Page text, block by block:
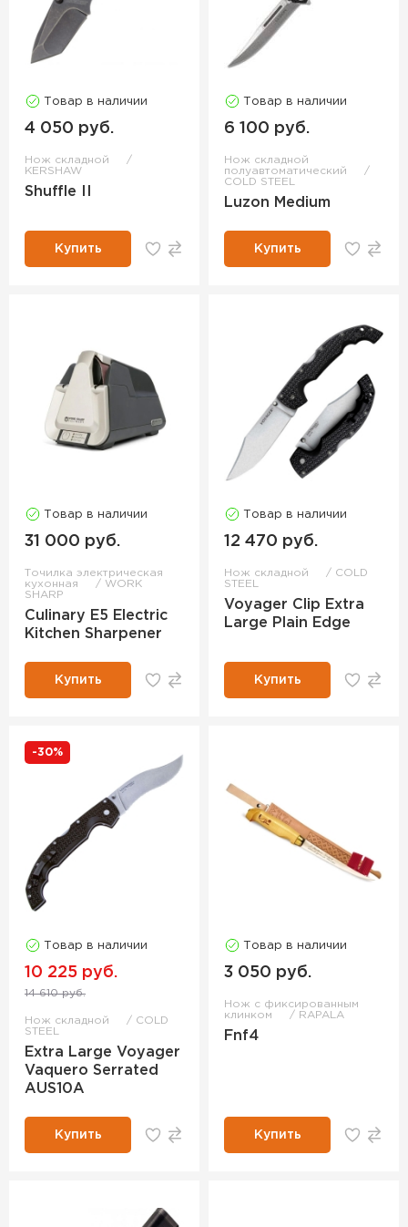
Товар в наличии
4 050 руб.
Нож складной
KERSHAW
Shuffle II
Купить
Товар в наличии
6 100 руб.
Нож складной
полуавтоматический
COLD STEEL
Luzon Medium
Купить
Товар в наличии
31 000 руб.
Точилка электрическая
кухонная
WORK
SHARP
Culinary E5 Electric
Kitchen Sharpener
Купить
Товар в наличии
12 470 руб.
Нож складной
COLD
STEEL
Voyager Clip Extra
Large Plain Edge
Купить
-30%
Товар в наличии
10 225 руб.
14 610 руб.
Нож складной
COLD
STEEL
Extra Large Voyager
Vaquero Serrated
AUS10A
Купить
Товар в наличии
3 050 руб.
Нож с фиксированным
клинком
RAPALA
Fnf4
Купить